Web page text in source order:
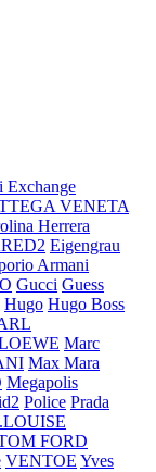
Exchange
VENETA
Herrera
Eigengrau
Armani
Gucci Guess
Hugo Hugo Boss
Marc
Max Mara
Megapolis
Police Prada
FORD
VENTOE Yves